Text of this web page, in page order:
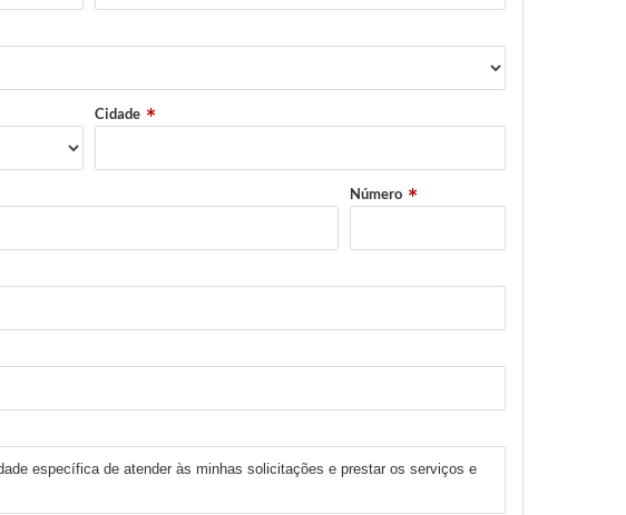
Cidade
Número
específica de atender às minhas solicitações e prestar os serviços e